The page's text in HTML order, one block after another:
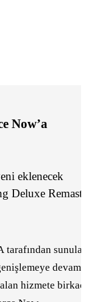
Now’a
eklenecek
Deluxe
tarafından
devam
hizmete birkaç